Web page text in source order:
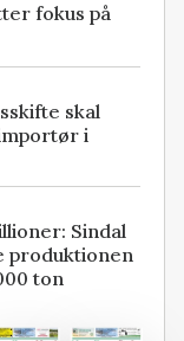
fokus på
skal
i
Sindal
produktionen
ton